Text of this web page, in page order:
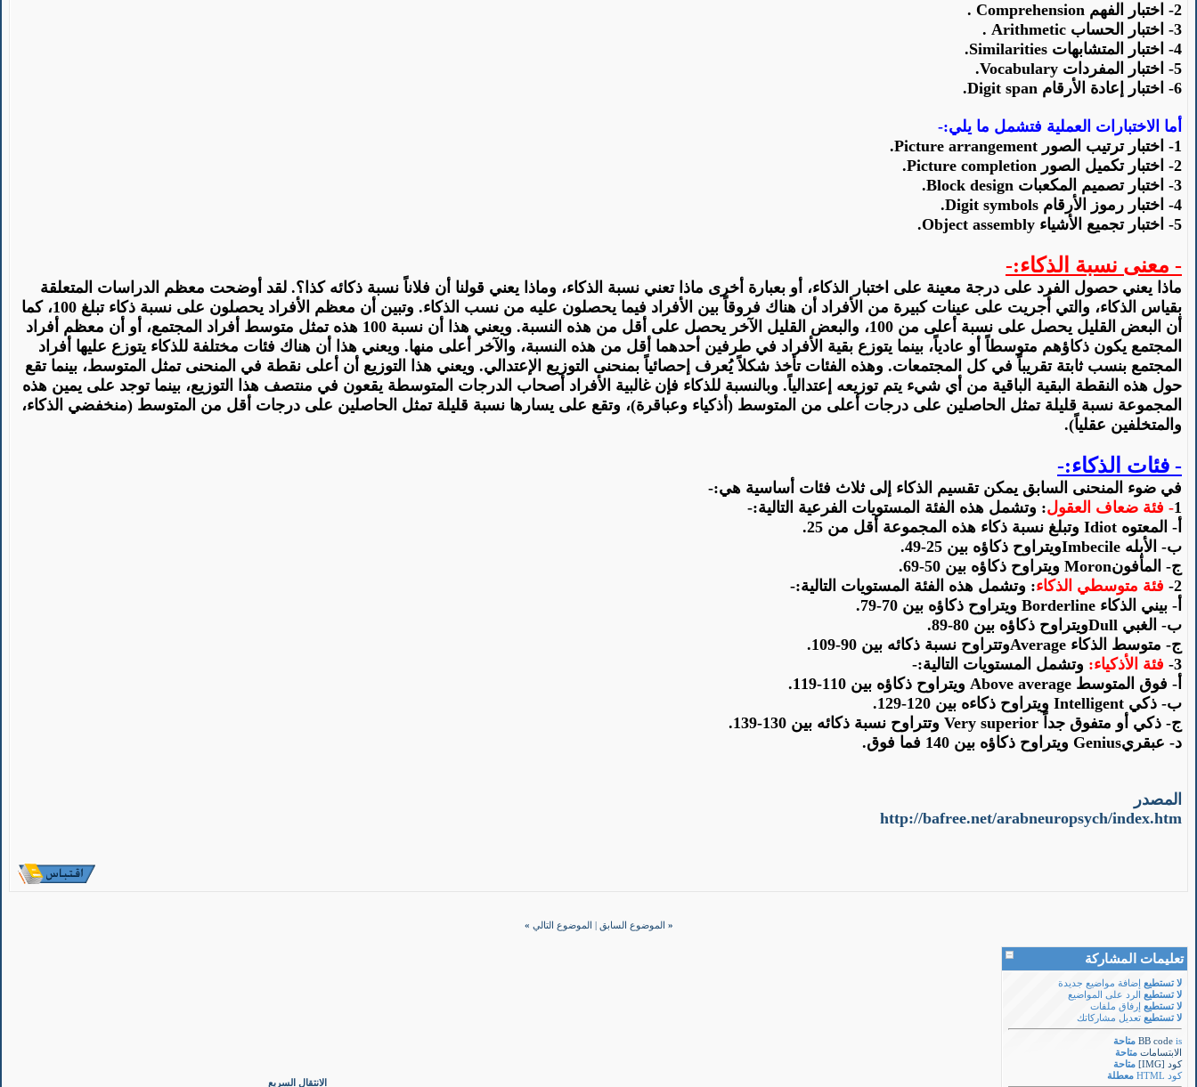
2- اختبار الفهم
Comprehension
.
3- اختبار الحساب
Arithmetic
.
4-
اختبار المتشابهات Similarities
.
5-
اختبار المفردات Vocabulary
.
6-
اختبار إعادة الأرقام Digit span
.
أما الاختبارات العملية فتشمل ما يلي:-
1-
اختبار ترتيب الصور Picture arrangement
.
2-
اختبار تكميل الصور Picture completion
.
3-
اختبار تصميم المكعبات Block design
.
4-
اختبار رموز الأرقام Digit symbols
.
5-
اختبار تجميع الأشياء Object assembly
.
- معنى نسبة الذكاء:-
ماذا يعني حصول الفرد على درجة معينة على اختبار الذكاء، أو بعبارة أخرى ماذا تعني نسبة الذكاء، وماذا يعني قولنا أن فلاناً نسبة ذكائه كذا؟. لقد أوضحت معظم الدراسات المتعلقة
بقياس الذكاء، والتي أُجريت على عينات كبيرة من الأفراد أن هناك فروقاً بين الأفراد فيما يحصلون عليه من نسب الذكاء. وتبين
أن معظم الأفراد يحصلون على نسبة ذكاء تبلغ 100، كما
أن البعض القليل يحصل على نسبة أعلى من 100، والبعض القليل الآخر يحصل على أقل من هذه النسبة.
ويعني
هذا أن نسبة 100 هذه تمثل متوسط أفراد المجتمع، أو أن معظم أفراد
المجتمع يكون ذكاؤهم متوسطاً أو عادياً، بينما يتوزع بقية الأفراد في طرفين أحدهما أقل من هذه النسبة، والآخر أعلى منها. ويعني هذا أن هناك فئات مختلفة للذكاء يتوزع عليها أفراد
المجتمع بنسب ثابتة تقريباً في كل المجتمعات. وهذه الفئات تأخذ شكلاً يُعرف إحصائياً بمنحنى التوزيع الإعتدالي. ويعني هذا التوزيع أن أعلى نقطة في المنحنى تمثل المتوسط، بينما تقع
حول هذه النقطة البقية الباقية من أي شيء يتم توزيعه إعتدالياً. وبالنسبة للذكاء فإن غالبية الأفراد أصحاب الدرجات المتوسطة يقعون في منتصف هذا التوزيع، بينما توجد على يمين هذه
المجموعة نسبة قليلة تمثل الحاصلين على درجات أعلى من المتوسط (أذكياء وعباقرة)، وتقع على يسارها نسبة قليلة تمثل الحاصلين على درجات أقل من المتوسط (منخفضي الذكاء،
والمتخلفين عقلياً).
- فئات الذكاء:-
في ضوء المنحنى السابق يمكن تقسيم الذكاء إلى ثلاث فئات أساسية هي:-
1
- فئة ضعاف العقول: وتشمل هذه الفئة المستويات الفرعية التالية:-
أ- المعتوه Idiot وتبلغ نسبة ذكاء هذه المجموعة أقل من 25.
ب- الأبله Imbecileويتراوح ذكاؤه بين 25-49.
ج- المأفونMoron ويتراوح ذكاؤه بين 50-69.
2- فئة متوسطي الذكاء: وتشمل هذه الفئة المستويات التالية:-
أ- بيني الذكاء Borderline ويتراوح ذكاؤه بين
ب- الغبي Dullويتراوح ذكاؤه بين 80-89.
ج- متوسط الذكاء Averageوتتراوح نسبة ذكائه بين 90-109.
3- فئة الأذكياء: وتشمل المستويات التالية:-
أ- فوق المتوسط Above average ويتراوح ذكاؤه بين
ب- ذكي Intelligent ويتراوح ذكاءه بين 120-129.
ج- ذكي أو متفوق جداً Very superior وتتراوح نسبة ذكائه بين 130-139.
د- عبقريGenius ويتراوح ذكاؤه بين 140 فما فوق.
المصدر
http://bafree.net/arabneuropsych/index.htm
« الموضوع السابق الموضوع التالي »
تعليمات المشاركة
لا تستطيع إضافة مواضيع جديدة
لا تستطيع الرد على المواضيع
لا تستطيع إرفاق ملفات
لا تستطيع تعديل مشاركاتك
BB code is
متاحة
الابتسامات متاحة
كود [IMG]
متاحة
كود HTML
معطلة
الانتقال السريع